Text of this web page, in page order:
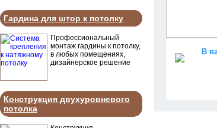
Гардина для штор к потолку
Профессиональный
монтаж гардины к потолку,
в любых помещениях,
дизайнерское решение
Конструкция двухуровневого
потолка